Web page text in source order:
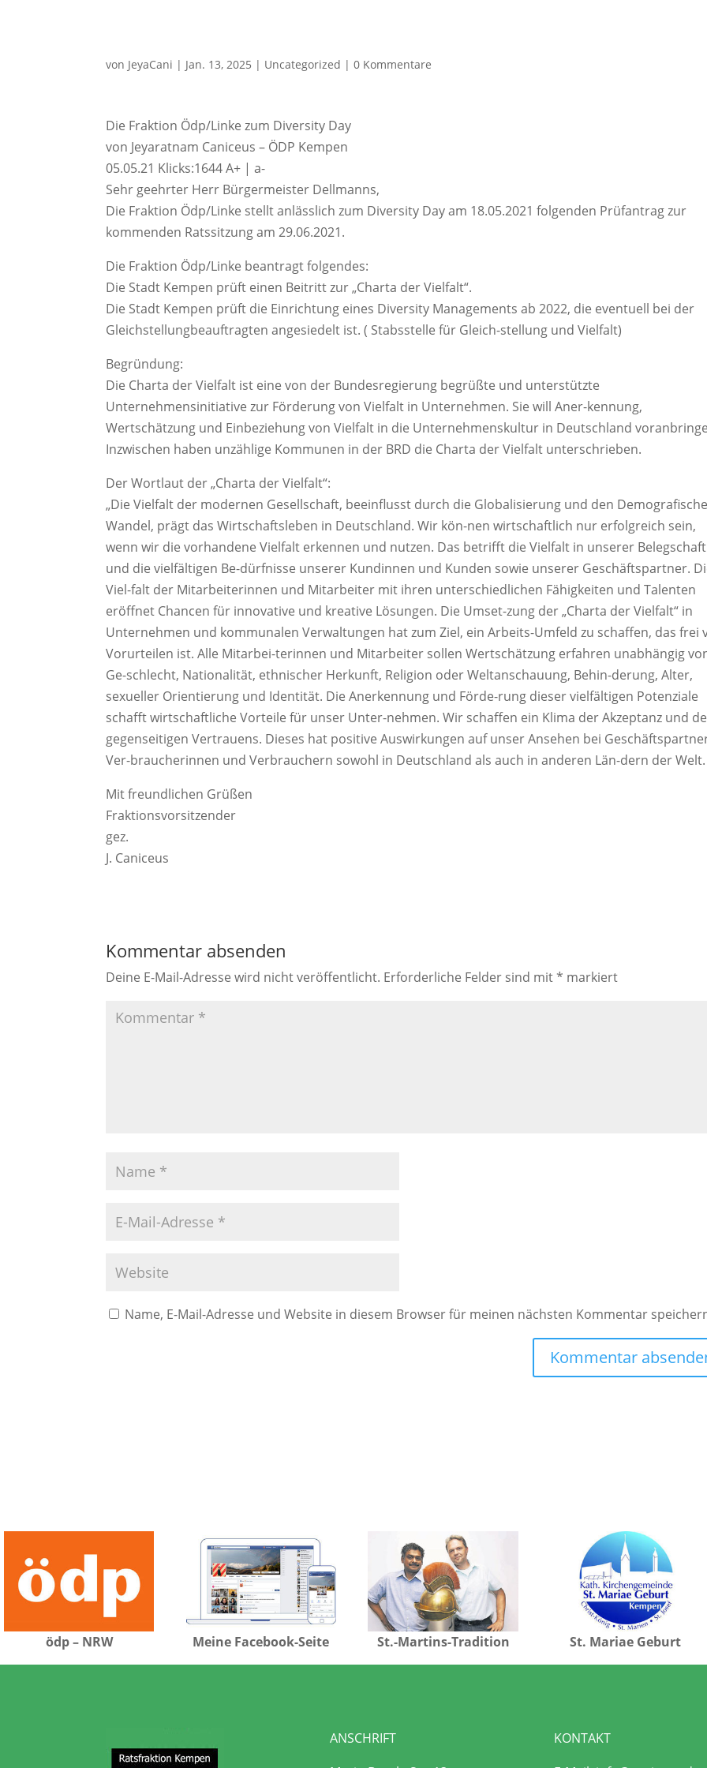
von JeyaCani | Jan. 13, 2025 | Uncategorized |0 Kommentare
Die Fraktion Ödp/Linke zum Diversity Day
von Jeyaratnam Caniceus – ÖDP Kempen
05.05.21 Klicks:1644 A+ | a-
Sehr geehrter Herr Bürgermeister Dellmanns,
Die Fraktion Ödp/Linke stellt anlässlich zum Diversity Day am 18.05.2021 folgenden Prüfantrag zur
kommenden Ratssitzung am 29.06.2021.
Die Fraktion Ödp/Linke beantragt folgendes:
Die Stadt Kempen prüft einen Beitritt zur „Charta der Vielfalt“.
Die Stadt Kempen prüft die Einrichtung eines Diversity Managements ab 2022, die eventuell bei der
Gleichstellungbeauftragten angesiedelt ist. ( Stabsstelle für Gleich-stellung und Vielfalt)
Begründung:
Die Charta der Vielfalt ist eine von der Bundesregierung begrüßte und unterstützte
Unternehmensinitiative zur Förderung von Vielfalt in Unternehmen. Sie will Aner-kennung,
Wertschätzung und Einbeziehung von Vielfalt in die Unternehmenskultur in Deutschland
Inzwischen haben unzählige Kommunen in der BRD die Charta der Vielfalt unterschrieben.
Der Wortlaut der „Charta der Vielfalt“:
„Die Vielfalt der modernen Gesellschaft, beeinflusst durch die Globalisierung und den
Wandel, prägt das Wirtschaftsleben in Deutschland. Wir kön-nen wirtschaftlich nur erfolgreich sein,
wenn wir die vorhandene Vielfalt erkennen und nutzen. Das betrifft die Vielfalt in unserer Belegschaft
und die vielfältigen Be-dürfnisse unserer Kundinnen und Kunden sowie unserer Geschäftspartner.
Viel-falt der Mitarbeiterinnen und Mitarbeiter mit ihren unterschiedlichen Fähigkeiten und Talenten
eröffnet Chancen für innovative und kreative Lösungen. Die Umset-zung der „Charta der Vielfalt“ in
Unternehmen und kommunalen Verwaltungen hat zum Ziel, ein Arbeits-Umfeld zu schaffen, das frei
Vorurteilen ist. Alle Mitarbei-terinnen und Mitarbeiter sollen Wertschätzung erfahren unabhängig
Ge-schlecht, Nationalität, ethnischer Herkunft, Religion oder Weltanschauung, Behin-derung, Alter,
sexueller Orientierung und Identität. Die Anerkennung und Förde-rung dieser vielfältigen Potenziale
schafft wirtschaftliche Vorteile für unser Unter-nehmen. Wir schaffen ein Klima der Akzeptanz und
gegenseitigen Vertrauens. Dieses hat positive Auswirkungen auf unser Ansehen bei
Ver-braucherinnen und Verbrauchern sowohl in Deutschland als auch in anderen Län-dern der Welt.
Mit freundlichen Grüßen
Fraktionsvorsitzender
gez.
J. Caniceus
Kommentar absenden
Deine E-Mail-Adresse wird nicht veröffentlicht. Erforderliche Felder sind mit* markiert
Name, E-Mail-Adresse und Website in diesem Browser für meinen nächsten Kommentar
ödp – NRW Meine Facebook-Seite St.-Martins-Tradition St. Mariae Geburt
ANSCHRIFT
KONTAKT